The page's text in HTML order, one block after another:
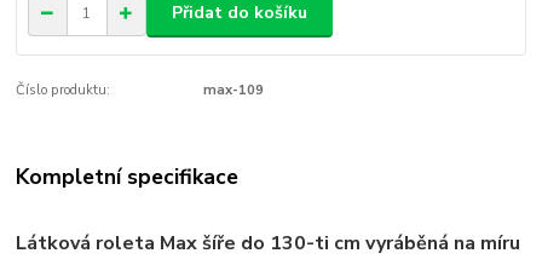
Přidat do košíku
Číslo produktu: max-109
Kompletní specifikace
Látková roleta Maxšíře do 130-ti cm vyráběná na míru